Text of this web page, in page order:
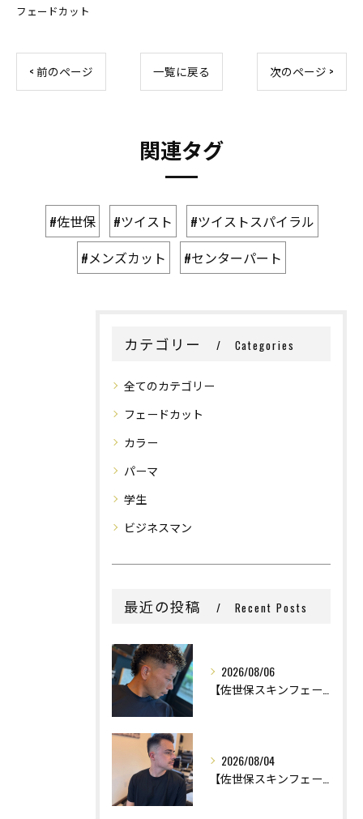
フェードカット
< 前のページ 一覧に戻る 次のページ >
関連タグ
#佐世保 #ツイスト
#ツイストスパイラル
#メンズカット
#センターパート
カテゴリー Categories
全てのカテゴリー
フェードカット
カラー
パーマ
学生
ビジネスマン
最近の投稿 Recent Posts
2026/08/06
2026/08/04